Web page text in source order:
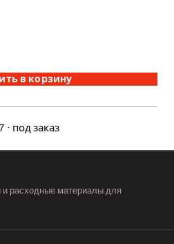
в корзину
· под заказ
расходные материалы для